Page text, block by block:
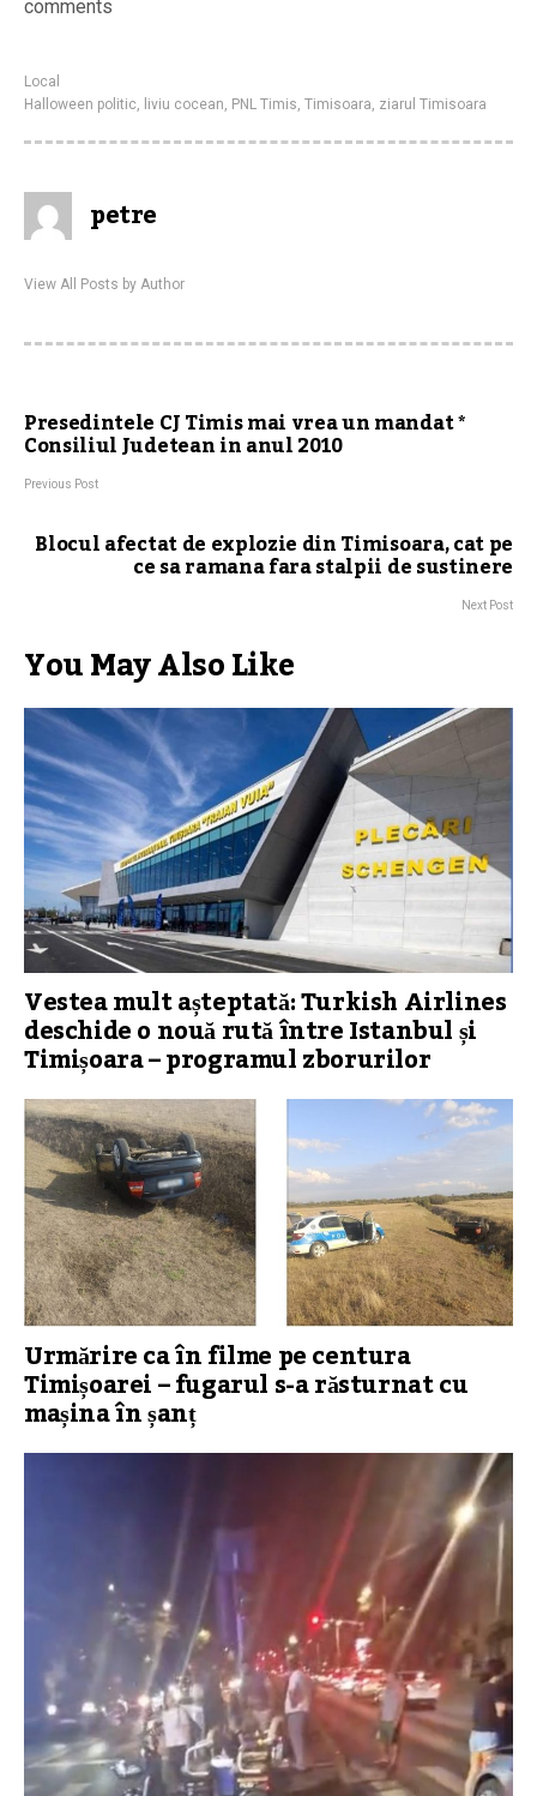
comments
Local
Halloween politic, liviu cocean, PNL Timis, Timisoara, ziarul Timisoara
petre
View All Posts by Author
Presedintele CJ Timis mai vrea un mandat *
Consiliul Judetean in anul 2010
Previous Post
Blocul afectat de explozie din Timisoara, cat pe
ce sa ramana fara stalpii de sustinere
Next Post
You May Also Like
Vestea mult așteptată: Turkish Airlines
deschide o nouă rută între Istanbul și
Timișoara – programul zborurilor
Urmărire ca în filme pe centura
Timișoarei – fugarul s-a răsturnat cu
mașina în șanț